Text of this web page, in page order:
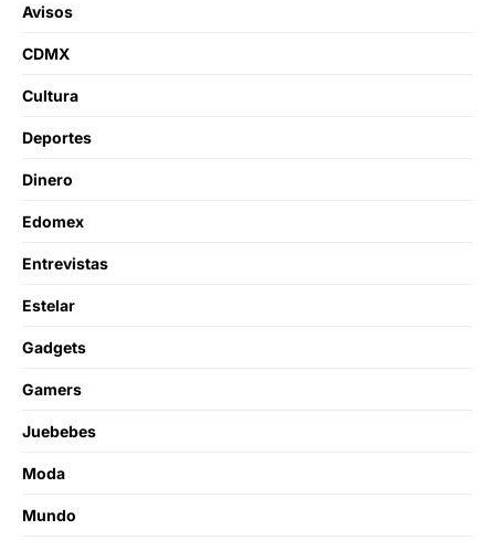
Avisos
CDMX
Cultura
Deportes
Dinero
Edomex
Entrevistas
Estelar
Gadgets
Gamers
Juebebes
Moda
Mundo